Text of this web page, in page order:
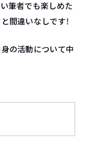
筆者でも楽しめた
間違いなしです！
の活動について中